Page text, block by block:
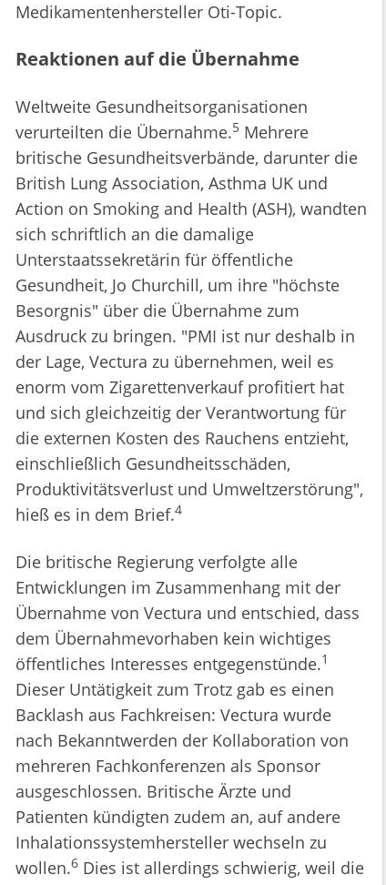
Medikamentenhersteller Oti-Topic.
Reaktionen auf die Übernahme
Weltweite Gesundheitsorganisationen
verurteilten die Übernahme.5 Mehrere
britische Gesundheitsverbände, darunter die
British Lung Association, Asthma UK und
Action on Smoking and Health (ASH), wandten
sich schriftlich an die damalige
Unterstaatssekretärin für öffentliche
Gesundheit, Jo Churchill, um ihre "höchste
Besorgnis" über die Übernahme zum
Ausdruck zu bringen. "PMI ist nur deshalb in
der Lage, Vectura zu übernehmen, weil es
enorm vom Zigarettenverkauf profitiert hat
und sich gleichzeitig der Verantwortung für
die externen Kosten des Rauchens entzieht,
einschließlich Gesundheitsschäden,
Produktivitätsverlust und Umweltzerstörung",
hieß es in dem Brief.4
Die britische Regierung verfolgte alle
Entwicklungen im Zusammenhang mit der
Übernahme von Vectura und entschied, dass
dem Übernahmevorhaben kein wichtiges
öffentliches Interesses entgegenstünde.1
Dieser Untätigkeit zum Trotz gab es einen
Backlash aus Fachkreisen: Vectura wurde
nach Bekanntwerden der Kollaboration von
mehreren Fachkonferenzen als Sponsor
ausgeschlossen. Britische Ärzte und
Patienten kündigten zudem an, auf andere
Inhalationssystemhersteller wechseln zu
wollen.6 Dies ist allerdings schwierig, weil die